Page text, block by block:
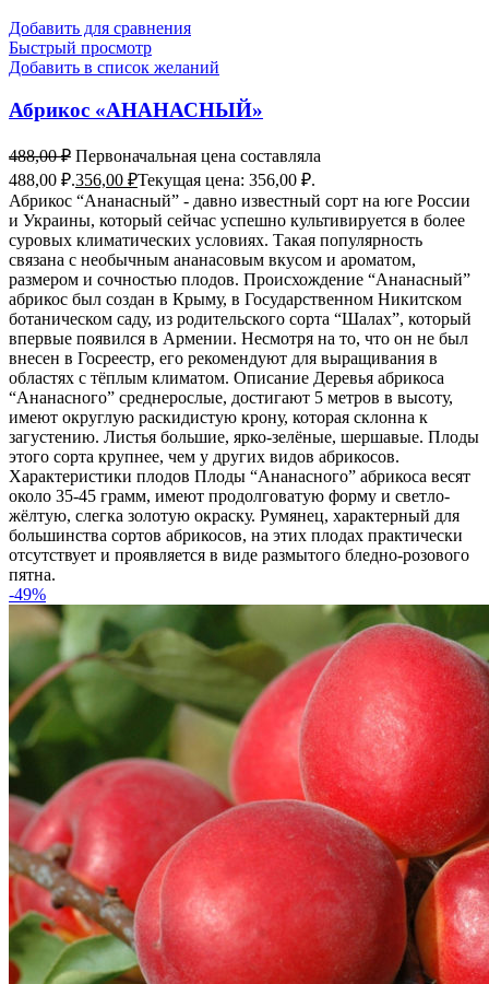
Добавить для сравнения
Быстрый просмотр
Добавить в список желаний
Абрикос «АНАНАСНЫЙ»
488,00₽ Первоначальная цена составляла
488,00 ₽.356,00 ₽Текущая цена: 356,00 ₽.
Абрикос “Ананасный” - давно известный сорт на юге России
и Украины, который сейчас успешно культивируется в более
суровых климатических условиях. Такая популярность
связана с необычным ананасовым вкусом и ароматом,
размером и сочностью плодов. Происхождение “Ананасный”
абрикос был создан в Крыму, в Государственном Никитском
ботаническом саду, из родительского сорта “Шалах”, который
впервые появился в Армении. Несмотря на то, что он не был
внесен в Госреестр, его рекомендуют для выращивания в
областях с тёплым климатом. Описание Деревья абрикоса
“Ананасного” среднерослые, достигают 5 метров в высоту,
имеют округлую раскидистую крону, которая склонна к
загустению. Листья большие, ярко-зелёные, шершавые. Плоды
этого сорта крупнее, чем у других видов абрикосов.
Характеристики плодов Плоды “Ананасного” абрикоса весят
около 35-45 грамм, имеют продолговатую форму и светло-
жёлтую, слегка золотую окраску. Румянец, характерный для
большинства сортов абрикосов, на этих плодах практически
отсутствует и проявляется в виде размытого бледно-розового
пятна.
-49%